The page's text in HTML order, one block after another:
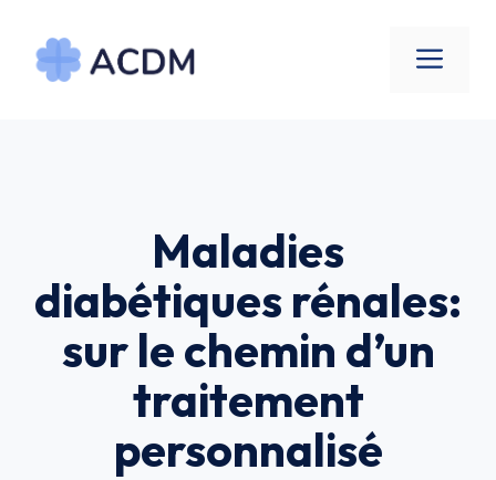
contenu
Maladies
diabétiques rénales:
sur le chemin d’un
traitement
personnalisé